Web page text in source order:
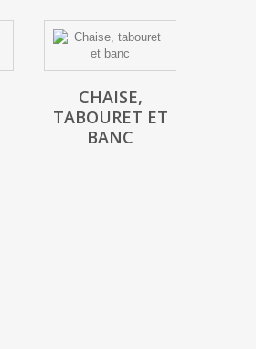
CHAISE,
TABOURET ET
BANC